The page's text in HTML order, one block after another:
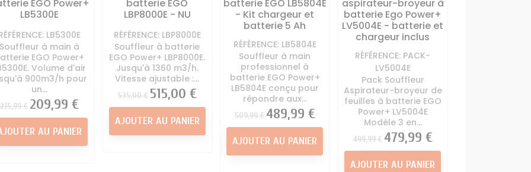
EGO Power+
LB5300E
LB5300E
à main à
EGO Power+
Volume d'air
900m3/h pour
un...
215,99 € Prix
209,99 €
AU PANIER
batterie EGO
LBP8000E - NU
RÉFÉRENCE: LBP8000E
Souffleur à batterie
EGO Power+ LBP8000E.
Jusqu'à 1360 m3/h.
Vitesse ajustable :...
Prix
535,00 € Prix
515,00 €
AJOUTER AU PANIER
batterie EGO LB5804E
- Kit chargeur et
batterie 5 Ah
RÉFÉRENCE: LB5804E
Souffleur à main
professionnel à
batterie EGO Power+
LB5804E conçu pour
répondre aux...
Prix
509,99 € Prix
489,99 €
AJOUTER AU PANIER
aspirateur-broyeur à
batterie Ego Power+
LV5004E - batterie et
chargeur inclus
RÉFÉRENCE: PACK-
LV5004E
Pack Souffleur
Aspirateur-broyeur de
feuilles à batterie EGO
Power+ LV5004E
Modèle 3 en...
Prix
499,99 € Prix
479,99 €
AJOUTER AU PANIER